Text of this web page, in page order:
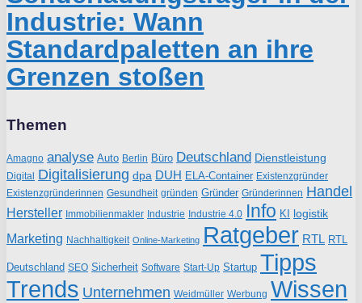
Industrie: Wann
Standardpaletten an ihre
Grenzen stoßen
Themen
Amagno analyse Auto Berlin Büro Deutschland Dienstleistung
Digital Digitalisierung dpa DUH ELA-Container Existenzgründer
Existenzgründerinnen Gesundheit gründen Gründer Gründerinnen Handel
Hersteller Immobilienmakler Industrie Industrie 4.0 Info KI logistik
Marketing Nachhaltigkeit Online-Marketing Ratgeber RTL RTL
Deutschland SEO Sicherheit Software Start-Up Startup Tipps
Trends Unternehmen Weidmüller Werbung Wissen